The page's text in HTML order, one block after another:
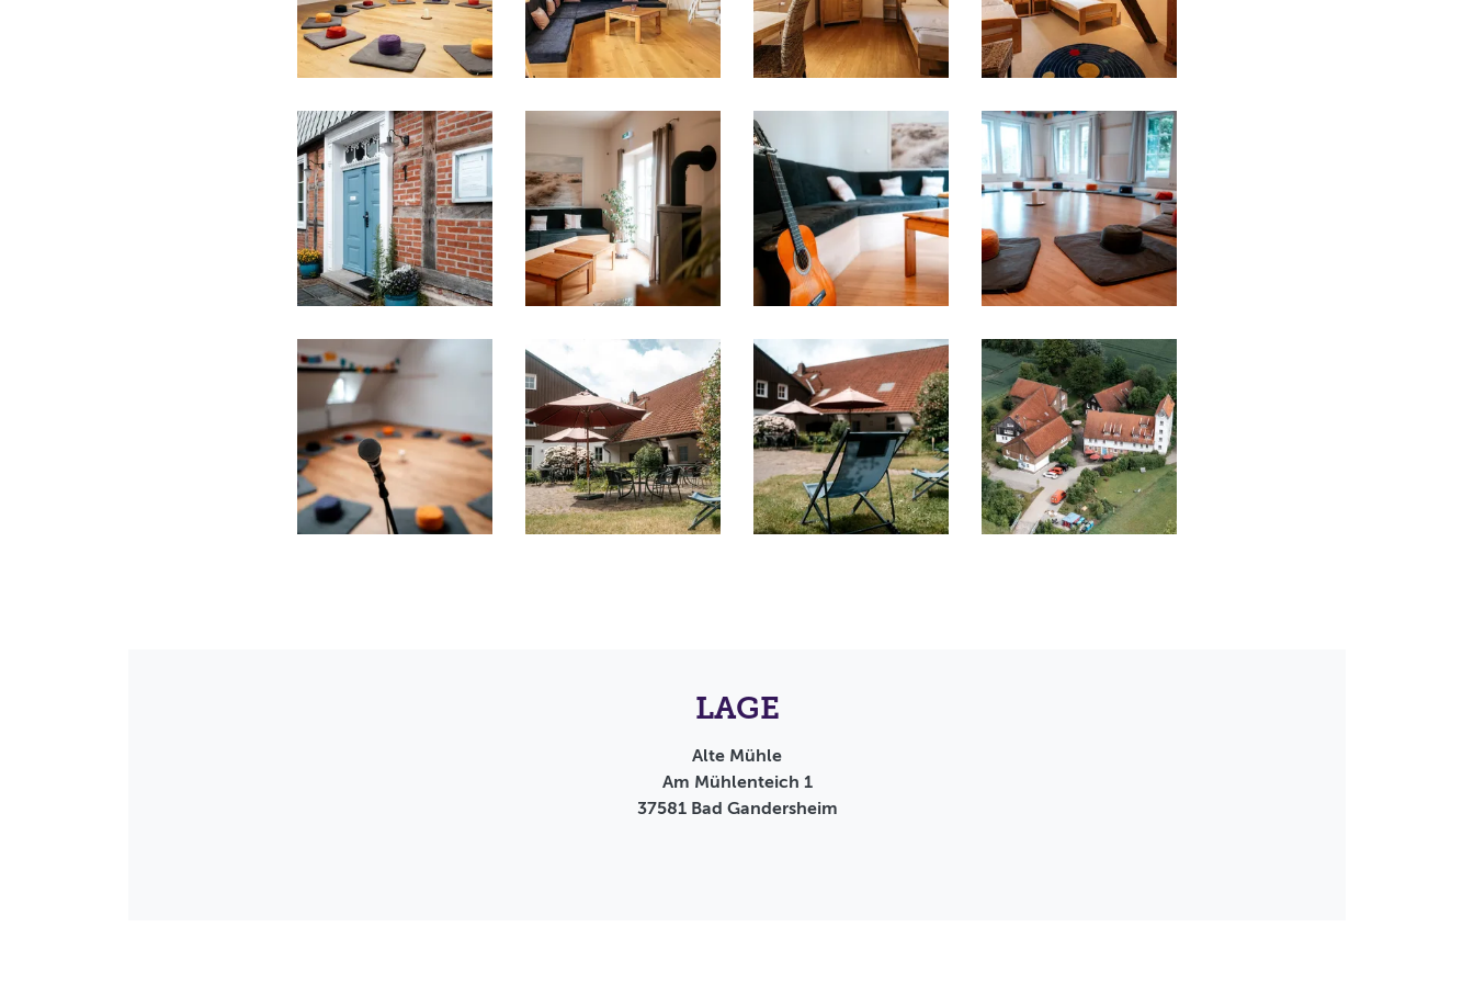
LAGE
Alte Mühle
Am Mühlenteich 1
37581 Bad Gandersheim